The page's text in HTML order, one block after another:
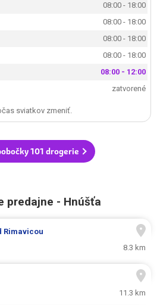
08:00 - 18:00
08:00 - 18:00
08:00 - 18:00
08:00 - 18:00
08:00 - 12:00
zatvorené
sviatkov zmeniť.
101 drogerie
predajne - Hnúšťa
Rimavicou
8.3 km
11.3 km